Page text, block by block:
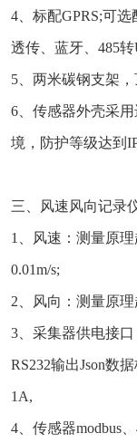
4、标配GPRS;可选
透传、蓝牙、485
5、两米碳钢支架
6、传感器外壳采
境，防护等级达到
三、风速风向记录
1、风速：测量原理
0.01m/s;
2、风向：测量原理
3、采集器供电接
RS232输出Json数
1A,
4、传感器modbus